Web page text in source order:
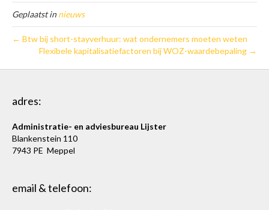
Geplaatst innieuws
← Btw bij short-stayverhuur: wat ondernemers moeten weten
Flexibele kapitalisatiefactoren bij WOZ-waardebepaling →
adres:
Administratie- en adviesbureau Lijster
Blankenstein 110
7943 PE Meppel
email & telefoon: